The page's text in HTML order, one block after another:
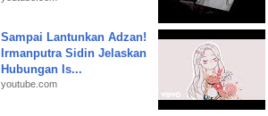
Sampai Lantunkan Adzan!
Irmanputra Sidin Jelaskan
Hubungan Is...
youtube.com